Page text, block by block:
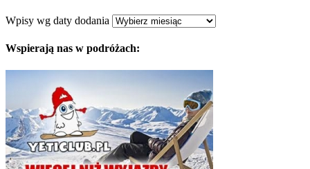
Wpisy wg daty dodania
Wspierają nas w podróżach: